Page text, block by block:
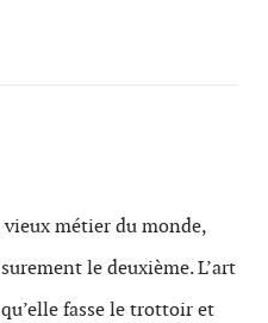
métier du monde,
le deuxième. L’art
fasse le trottoir et